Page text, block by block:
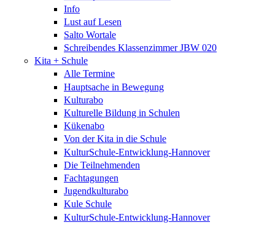
Info
Lust auf Lesen
Salto Wortale
Schreibendes Klassenzimmer JBW 020
Kita + Schule
Alle Termine
Hauptsache in Bewegung
Kulturabo
Kulturelle Bildung in Schulen
Kükenabo
Von der Kita in die Schule
KulturSchule-Entwicklung-Hannover
Die Teilnehmenden
Fachtagungen
Jugendkulturabo
Kule Schule
KulturSchule-Entwicklung-Hannover